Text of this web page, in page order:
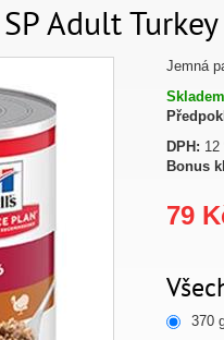
SP Adult
Jemná
DPH: 12
Bonus
79
370